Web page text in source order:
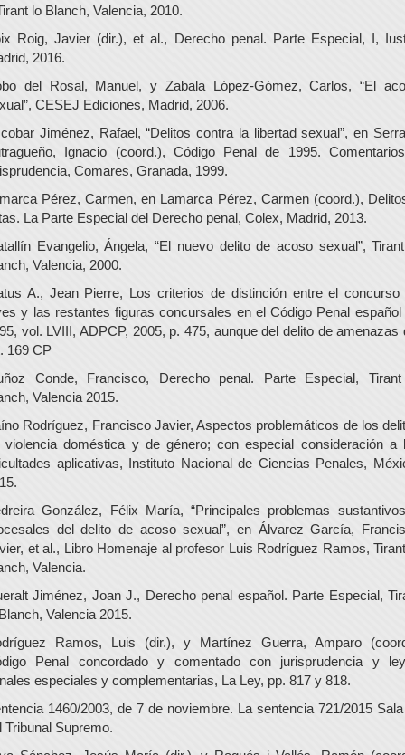
lo Blanch, Valencia, 2010.
Roig, Javier (dir.), et al., Derecho penal. Parte Especial, I,
2016.
del Rosal, Manuel, y Zabala López-Gómez, Carlos, “El
CESEJ Ediciones, Madrid, 2006.
Jiménez, Rafael, “Delitos contra la libertad sexual”, en
Ignacio (coord.), Código Penal de 1995.
Comares, Granada, 1999.
Pérez, Carmen, en Lamarca Pérez, Carmen (coord.),
La Parte Especial del Derecho penal, Colex, Madrid, 2013.
Evangelio, Ángela, “El nuevo delito de acoso sexual”,
Valencia, 2000.
A., Jean Pierre, Los criterios de distinción entre el concurso
y las restantes figuras concursales en el Código Penal español
vol. LVIII, ADPCP, 2005, p. 475, aunque del delito de amenazas
169 CP
Conde, Francisco, Derecho penal. Parte Especial,
Valencia 2015.
Rodríguez, Francisco Javier, Aspectos problemáticos de los
violencia doméstica y de género; con especial consideración a
aplicativas, Instituto Nacional de Ciencias Penales,
González, Félix María, “Principales problemas
del delito de acoso sexual”, en Álvarez García,
et al., Libro Homenaje al profesor Luis Rodríguez Ramos,
Valencia.
Jiménez, Joan J., Derecho penal español. Parte Especial,
Valencia 2015.
Ramos, Luis (dir.), y Martínez Guerra, Amparo
Penal concordado y comentado con jurisprudencia y
especiales y complementarias, La Ley, pp. 817 y 818.
1460/2003, de 7 de noviembre. La sentencia 721/2015 Sala
Tribunal Supremo.